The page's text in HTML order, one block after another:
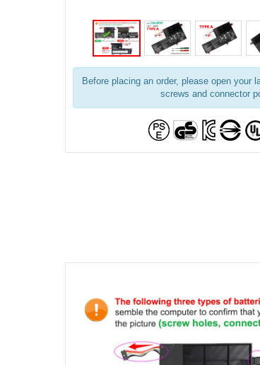
Before placing an order, please open your
screws and connector